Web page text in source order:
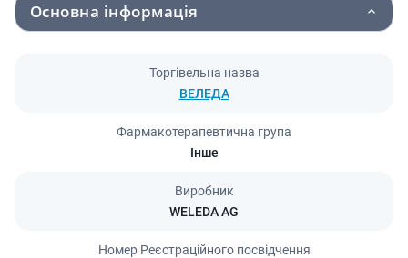
Основна інформація
Торгівельна назва
ВЕЛЕДА
Фармакотерапевтична група
Інше
Виробник
WELEDA AG
Номер Реєстраційного посвідчення